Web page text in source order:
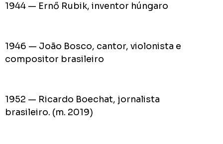
1944 — Ernő Rubik, inventor húngaro
1946 — João Bosco, cantor, violonista e
compositor brasileiro
1952 — Ricardo Boechat, jornalista
brasileiro. (m. 2019)